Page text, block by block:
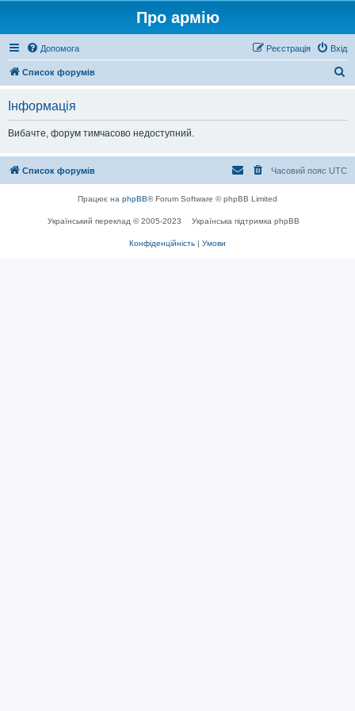
Про армію
Допомога Вхід
Реєстрація
Список форумів
Інформація
Вибачте, форум тимчасово недоступний.
Список форумів Часовий пояс UTC
Працює на phpBB® Forum Software © phpBB Limited
Український переклад © 2005-2023 Українська підтримка phpBB
Конфіденційність | Умови